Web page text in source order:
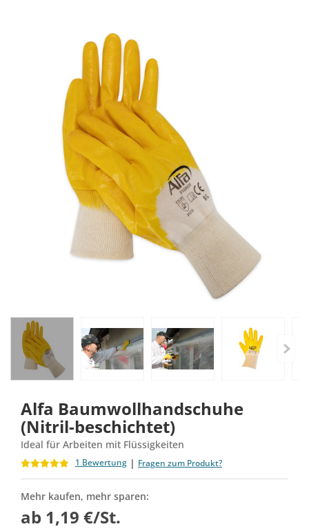
Alfa Baumwollhandschuhe
(Nitril-beschichtet)
Ideal für Arbeiten mit Flüssigkeiten
1 Bewertung | Fragen zum Produkt?
Mehr kaufen, mehr sparen:
ab 1,19 €/St.